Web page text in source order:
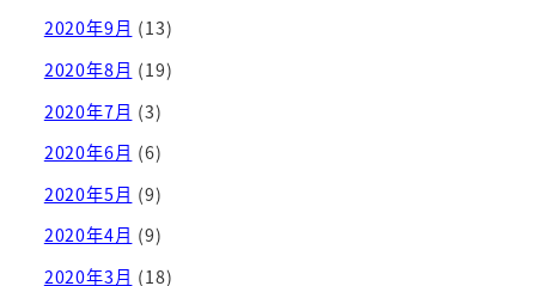
2020年9月 (13)
2020年8月 (19)
2020年7月 (3)
2020年6月 (6)
2020年5月 (9)
2020年4月 (9)
2020年3月 (18)